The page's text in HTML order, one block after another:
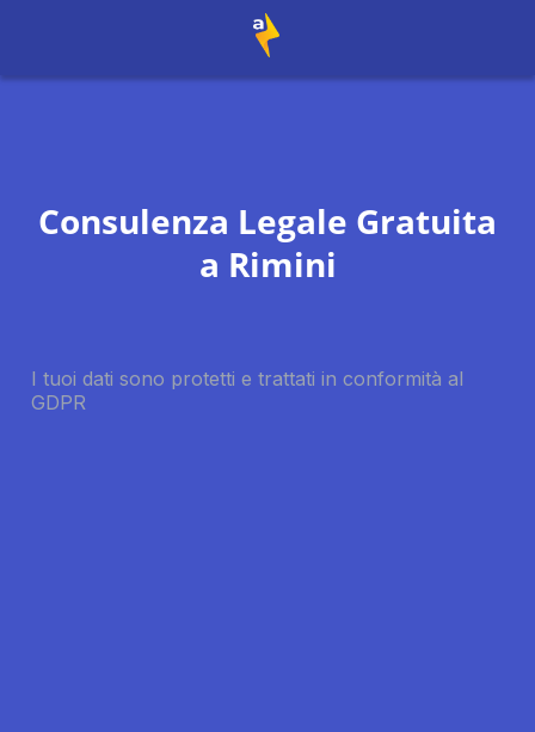
Consulenza Legale Gratuita
a Rimini